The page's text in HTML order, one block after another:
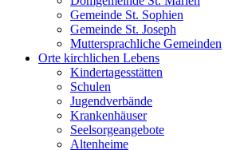
Gemeinde St. Sophien
Gemeinde St. Joseph
Muttersprachliche Gemeinden
Orte kirchlichen Lebens
Kindertagesstätten
Schulen
Jugendverbände
Krankenhäuser
Seelsorgeangebote
Altenheime